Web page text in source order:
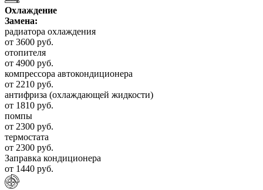
Охлаждение
Замена:
радиатора охлаждения
от 3600 руб.
отопителя
от 4900 руб.
компрессора автокондиционера
от 2210 руб.
антифриза (охлаждающей жидкости)
от 1810 руб.
помпы
от 2300 руб.
термостата
от 2300 руб.
Заправка кондиционера
от 1440 руб.